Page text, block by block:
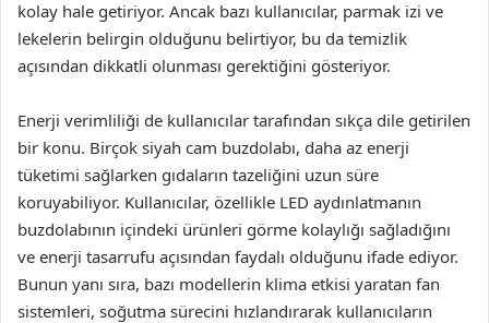
kolay hale getiriyor. Ancak bazı kullanıcılar, parmak izi ve
lekelerin belirgin olduğunu belirtiyor, bu da temizlik
açısından dikkatli olunması gerektiğini gösteriyor.
Enerji verimliliği de kullanıcılar tarafından sıkça dile getirilen
bir konu. Birçok siyah cam buzdolabı, daha az enerji
tüketimi sağlarken gıdaların tazeliğini uzun süre
koruyabiliyor. Kullanıcılar, özellikle LED aydınlatmanın
buzdolabının içindeki ürünleri görme kolaylığı sağladığını
ve enerji tasarrufu açısından faydalı olduğunu ifade ediyor.
Bunun yanı sıra, bazı modellerin klima etkisi yaratan fan
sistemleri, soğutma sürecini hızlandırarak kullanıcıların